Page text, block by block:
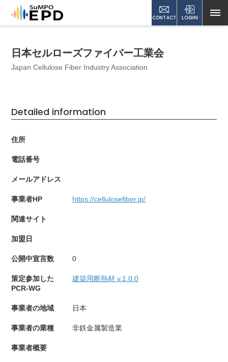
CONTACT LOGIN
日本セルローズファイバー工業会
Japan Cellulose Fiber Industry Association
Detailed information
住所
電話番号
メールアドレス
事業者HP https://cellulosefiber.jp/
関連サイト
加盟日
公開中宣言数 0
策定参加した
PCR-WG
建築用断熱材 v.1.0.0
事業者の地域 日本
事業者の業種 非鉄金属製造業
事業者概要